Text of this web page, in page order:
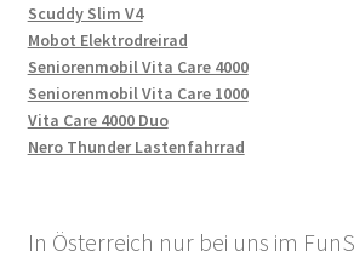
Scuddy Slim V4
Mobot Elektrodreirad
Seniorenmobil Vita Care 4000
Seniorenmobil Vita Care 1000
Vita Care 4000 Duo
Nero Thunder Lastenfahrrad
In Österreich nur bei uns im